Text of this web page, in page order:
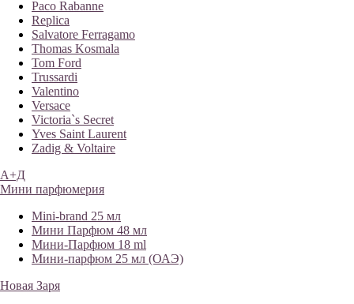
Paco Rabanne
Replica
Salvatore Ferragamo
Thomas Kosmala
Tom Ford
Trussardi
Valentino
Versace
Victoria`s Secret
Yves Saint Laurent
Zadig & Voltaire
А+Д
Мини парфюмерия
Mini-brand 25 мл
Мини Парфюм 48 мл
Мини-Парфюм 18 ml
Мини-парфюм 25 мл (ОАЭ)
Новая Заря